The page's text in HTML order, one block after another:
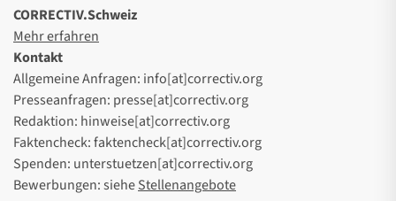
CORRECTIV.Schweiz
Mehr erfahren
Kontakt
Allgemeine Anfragen: info[at]correctiv.org
Presseanfragen: presse[at]correctiv.org
Redaktion: hinweise[at]correctiv.org
Faktencheck: faktencheck[at]correctiv.org
Spenden: unterstuetzen[at]correctiv.org
Bewerbungen: sieheStellenangebote